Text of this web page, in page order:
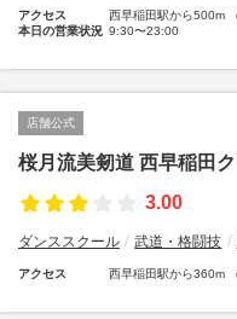
アクセス
西早稲田駅から500m
本日の営業状況 9:30〜23:00
店舗公式
桜月流美剱道 西早稲田
3.00
ダンススクール 武道・格闘技
アクセス 西早稲田駅から360m